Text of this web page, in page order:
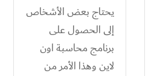
يحتاج بعض الأشخاص
إلى الحصول على
برنامج محاسبة اون
لاين وهذا الأمر من